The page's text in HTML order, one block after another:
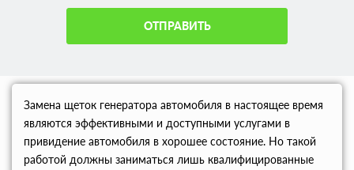
ОТПРАВИТЬ
Замена щеток генератора автомобиля в настоящее время
являются эффективными и доступными услугами в
привидение автомобиля в хорошее состояние. Но такой
работой должны заниматься лишь квалифицированные